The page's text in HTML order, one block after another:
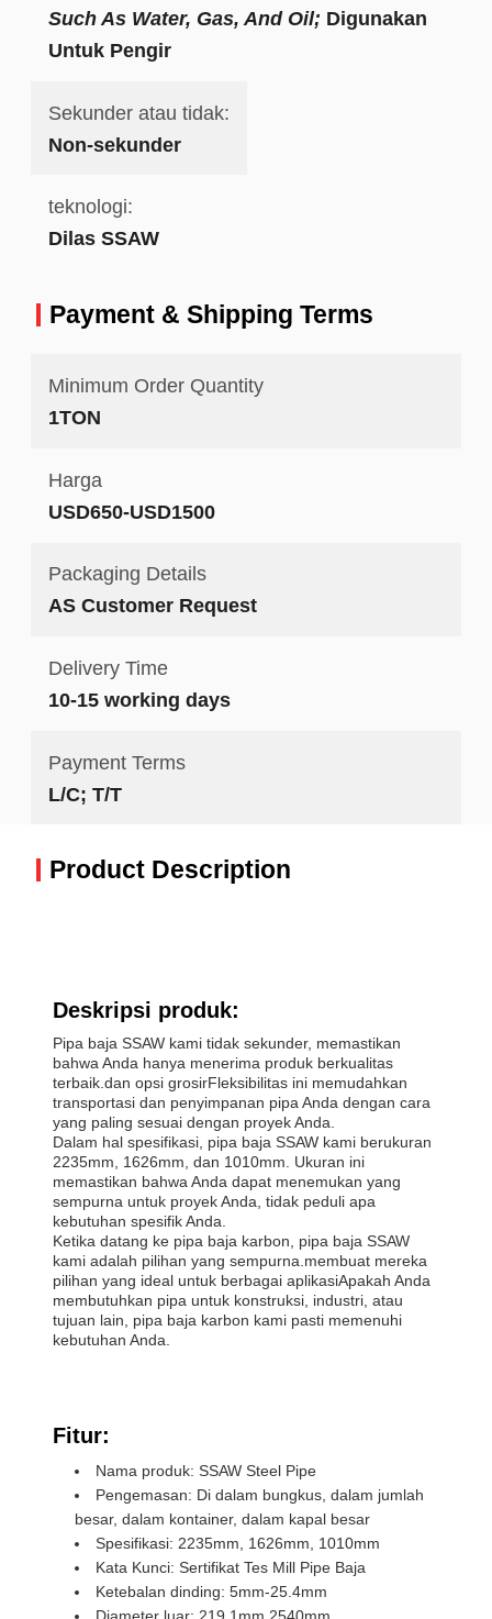
Such As Water, Gas, And Oil; Digunakan
Untuk Pengir
Sekunder atau tidak:
Non-sekunder
teknologi:
Dilas SSAW
Payment & Shipping Terms
Minimum Order Quantity
1TON
Harga
USD650-USD1500
Packaging Details
AS Customer Request
Delivery Time
10-15 working days
Payment Terms
L/C; T/T
Product Description
Deskripsi produk:
Pipa baja SSAW kami tidak sekunder, memastikan
bahwa Anda hanya menerima produk berkualitas
terbaik.dan opsi grosirFleksibilitas ini memudahkan
transportasi dan penyimpanan pipa Anda dengan cara
yang paling sesuai dengan proyek Anda.
Dalam hal spesifikasi, pipa baja SSAW kami berukuran
2235mm, 1626mm, dan 1010mm. Ukuran ini
memastikan bahwa Anda dapat menemukan yang
sempurna untuk proyek Anda, tidak peduli apa
kebutuhan spesifik Anda.
Ketika datang ke pipa baja karbon, pipa baja SSAW
kami adalah pilihan yang sempurna.membuat mereka
pilihan yang ideal untuk berbagai aplikasiApakah Anda
membutuhkan pipa untuk konstruksi, industri, atau
tujuan lain, pipa baja karbon kami pasti memenuhi
kebutuhan Anda.
Fitur:
Nama produk: SSAW Steel Pipe
Pengemasan: Di dalam bungkus, dalam jumlah
besar, dalam kontainer, dalam kapal besar
Spesifikasi: 2235mm, 1626mm, 1010mm
Kata Kunci: Sertifikat Tes Mill Pipe Baja
Ketebalan dinding: 5mm-25.4mm